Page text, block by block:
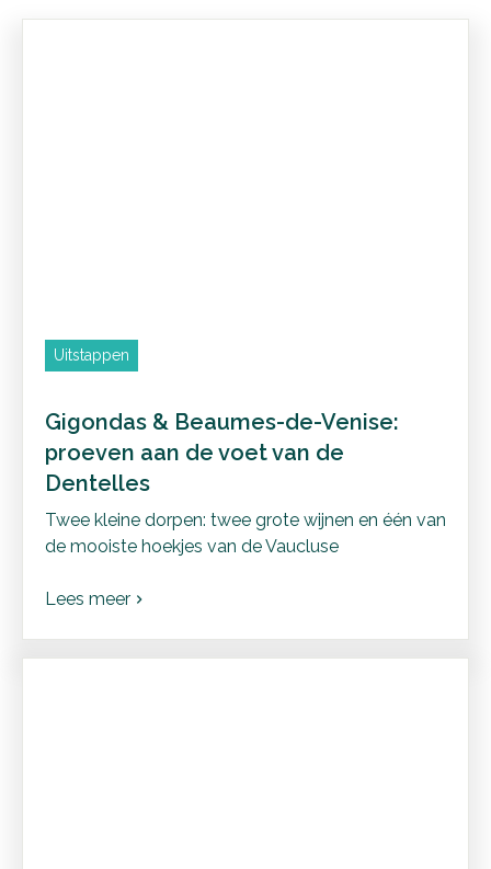
Uitstappen
Gigondas & Beaumes-de-Venise:
proeven aan de voet van de
Dentelles
Twee kleine dorpen: twee grote wijnen en één van
de mooiste hoekjes van de Vaucluse
Lees meer chevron_right